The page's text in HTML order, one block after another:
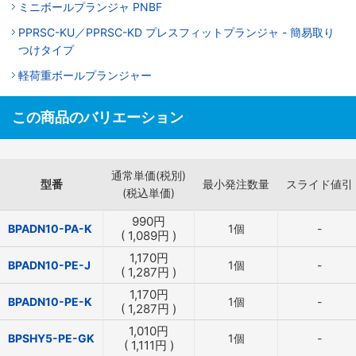
ミニボールプランジャ PNBF
PPRSC-KU／PPRSC-KD プレスフィットプランジャ - 簡易取り
つけタイプ
軽荷重ボールプランジャー
この商品のバリエーション
型番
通常単価(税別)
(税込単価)
最小発注数量 スライド値引
BPADN10-PA-K 990円
( 1,089円 ) 1個 -
BPADN10-PE-J 1,170円
( 1,287円 ) 1個 -
BPADN10-PE-K 1,170円
( 1,287円 ) 1個 -
BPSHY5-PE-GK 1,010円
( 1,111円 ) 1個 -